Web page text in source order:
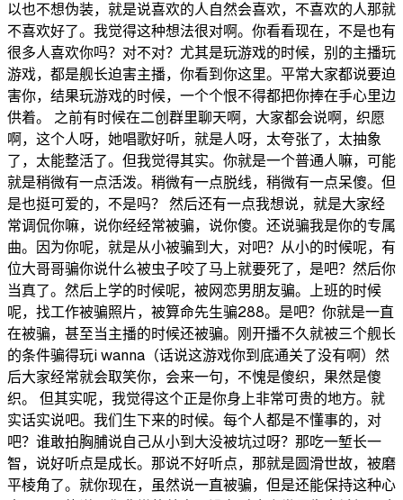
以也不想伪装，就是说喜欢的人自然会喜欢，不喜欢的人那就
不喜欢好了。我觉得这种想法很对啊。你看看现在，不是也有
很多人喜欢你吗？对不对？尤其是玩游戏的时候，别的主播玩
游戏，都是舰长迫害主播，你看到你这里。平常大家都说要迫
害你，结果玩游戏的时候，一个个恨不得都把你捧在手心里边
供着。 之前有时候在二创群里聊天啊，大家都会说啊，织愿
啊，这个人呀，她唱歌好听，就是人呀，太夸张了，太抽象
了，太能整活了。但我觉得其实。你就是一个普通人嘛，可能
就是稍微有一点活泼。稍微有一点脱线，稍微有一点呆傻。但
是也挺可爱的，不是吗？ 然后还有一点我想说，就是大家经
常调侃你嘛，说你经经常被骗，说你傻。还说骗我是你的专属
曲。因为你呢，就是从小被骗到大，对吧？从小的时候呢，有
位大哥哥骗你说什么被虫子咬了马上就要死了，是吧？然后你
当真了。然后上学的时候呢，被网恋男朋友骗。上班的时候
呢，找工作被骗照片，被算命先生骗288。是吧？你就是一直
在被骗，甚至当主播的时候还被骗。刚开播不久就被三个舰长
的条件骗得玩i wanna（话说这游戏你到底通关了没有啊）然
后大家经常就会取笑你，会来一句，不愧是傻织，果然是傻
织。 但其实呢，我觉得这个正是你身上非常可贵的地方。就
实话实说吧。我们生下来的时候。每个人都是不懂事的，对
吧？谁敢拍胸脯说自己从小到大没被坑过呀？那吃一堑长一
智，说好听点是成长。那说不好听点，那就是圆滑世故，被磨
平棱角了。就你现在，虽然说一直被骗，但是还能保持这种心